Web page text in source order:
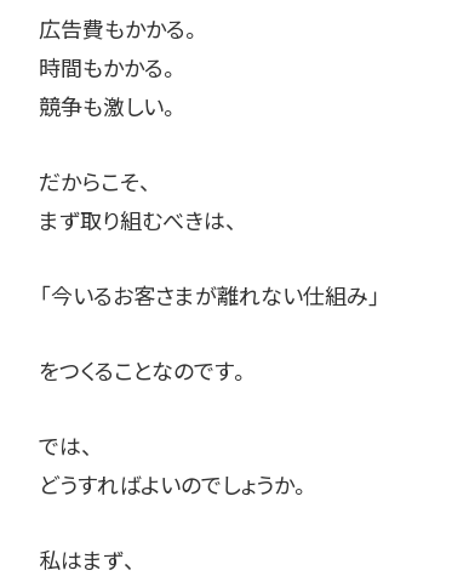
広告費もかかる。
時間もかかる。
競争も激しい。
だからこそ、
まず取り組むべきは、
「今いるお客さまが離れない仕組み」
をつくることなのです。
では、
どうすればよいのでしょうか。
私はまず、